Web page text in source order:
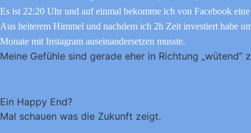
Es ist 22:20 Uhr und auf einmal bekomme ich von Facebook
Aus heiterem Himmel und nachdem ich 2h Zeit investiert habe
Monate mit Instagram auseinandersetzen musste.
Meine Gefühle sind gerade eher in Richtung
Ein Happy End?
Mal schauen was die Zukunft zeigt.